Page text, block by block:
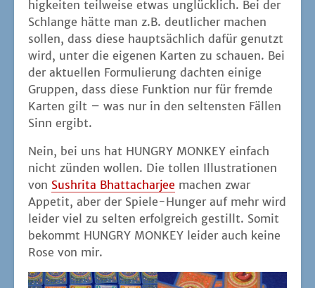
Appe­tit, aber der Spie­le-Hun­ger auf mehr wird
lei­der viel zu sel­ten erfolg­reich gestillt. Somit
bekommt HUNGRY MONKEY lei­der auch kei­ne
Rose von mir.
eben­falls beein­dru­ckend
gestal­te­te Karten
nicht mein
Lieblingsessen
ich stel­le mir unter Tipp